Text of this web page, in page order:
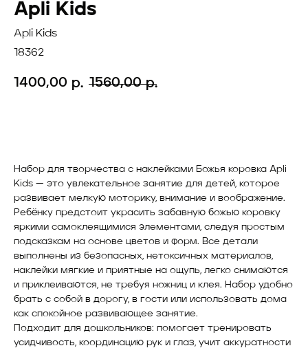
Apli Kids
Apli Kids
18362
1400,00 р. 1560,00 р.
Набор для творчества с наклейками Божья коровка Apli
Kids — это увлекательное занятие для детей, которое
развивает мелкую моторику, внимание и воображение.
Ребёнку предстоит украсить забавную божью коровку
яркими самоклеящимися элементами, следуя простым
подсказкам на основе цветов и форм. Все детали
выполнены из безопасных, нетоксичных материалов,
наклейки мягкие и приятные на ощупь, легко снимаются
и приклеиваются, не требуя ножниц и клея. Набор удобно
брать с собой в дорогу, в гости или использовать дома
как спокойное развивающее занятие.
Подходит для дошкольников: помогает тренировать
усидчивость, координацию рук и глаз, учит аккуратности